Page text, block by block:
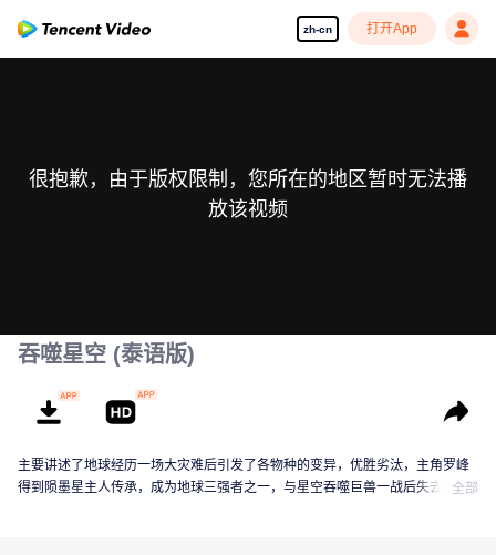
zh-cn 打开App
很抱歉，由于版权限制，您所在的地区暂时无法播
放该视频
吞噬星空 (泰语版)
主要讲述了地球经历一场大灾难后引发了各物种的变异，优胜劣汰，主角罗峰
得到陨墨星主人传承，成为地球三强者之一，与星空吞噬巨兽一战后失去肉全部